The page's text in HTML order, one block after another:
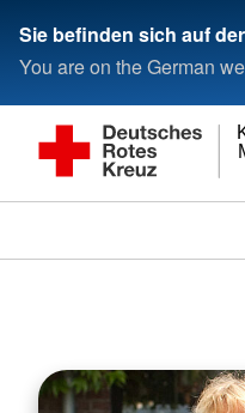
Sie befinden sich auf
You are on the German